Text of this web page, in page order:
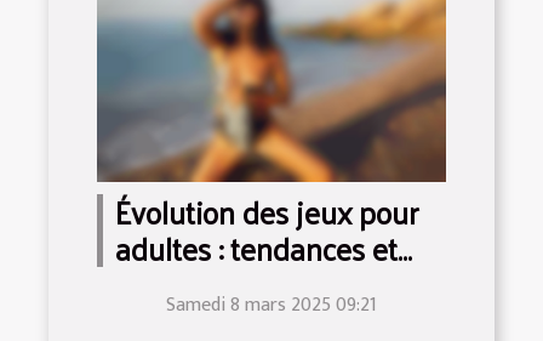
Évolution des jeux pour
adultes : tendances et
innovations en 2025
Samedi 8 mars 2025 09:21